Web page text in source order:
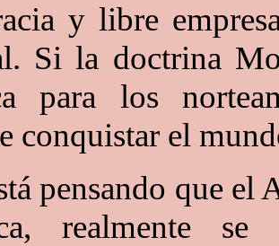
y libre
Si la doctrina
para los
conquistar el
pensando que el
realmente